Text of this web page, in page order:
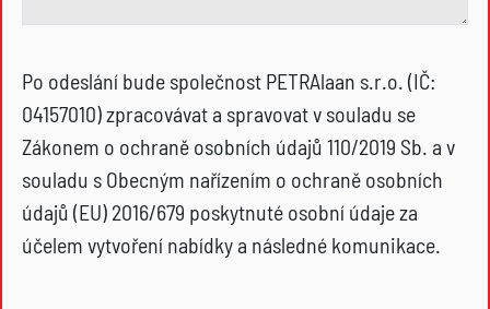
Po odeslání bude společnost PETRAlaan s.r.o. (IČ:
04157010) zpracovávat a spravovat v souladu se
Zákonem o ochraně osobních údajů 110/2019 Sb. a v
souladu s Obecným nařízením o ochraně osobních
údajů (EU) 2016/679 poskytnuté osobní údaje za
účelem vytvoření nabídky a následné komunikace.